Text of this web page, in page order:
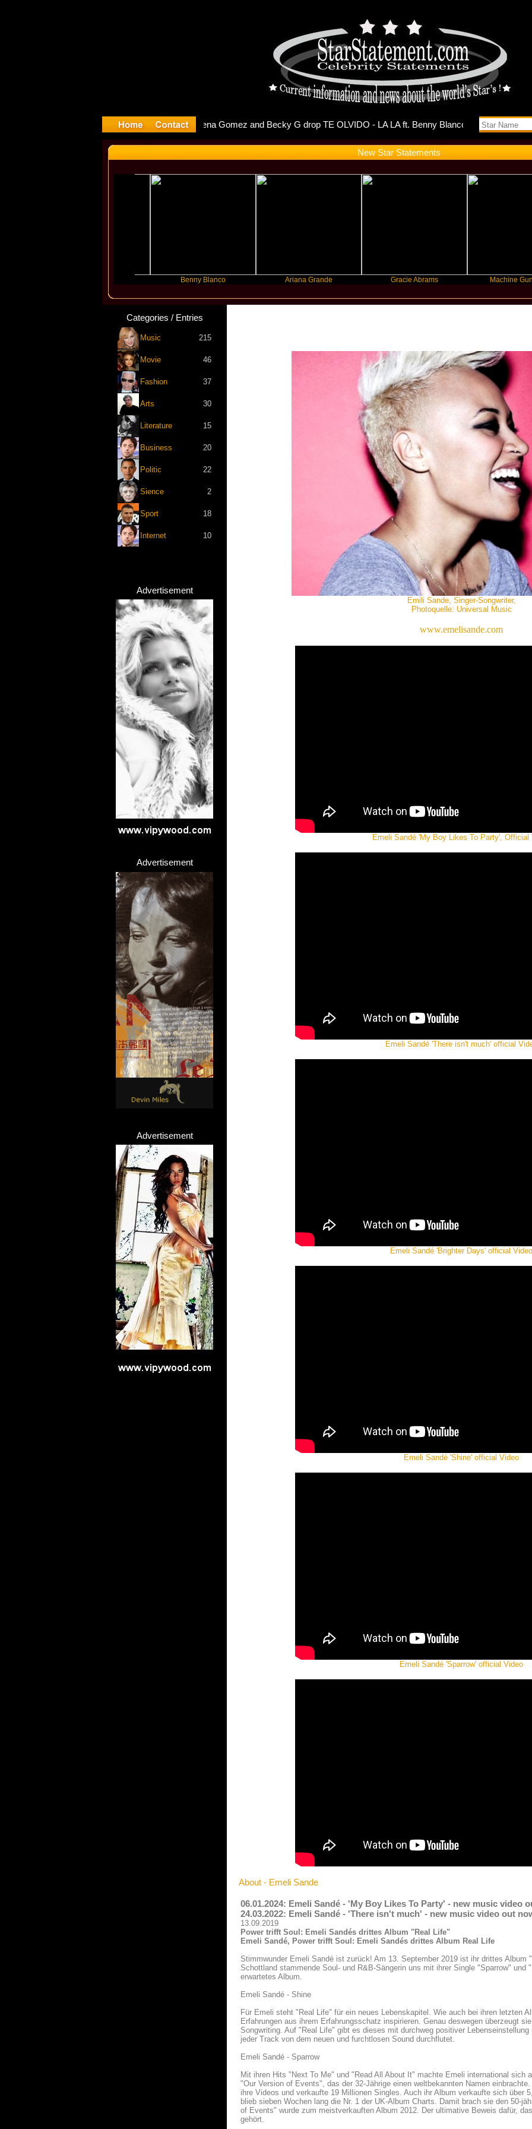
Debuts Self-
New Star Statements
Benny Blanco Ariana Grande Gracie Abrams Machine Gun Kelly
Categories / Entries
Music 215
Movie 46
Fashion 37
Arts 30
Literature 15
Business 20
Politic 22
Sience 2
Sport 18
Internet 10
Advertisement
Advertisement
Advertisement
Emili Sande, Singer-Songwriter,
Photoquelle: Universal Music
www.emelisande.com
Emeli Sandé 'My Boy Likes To Party', Official
Emeli Sandé 'There isn't much' official
Emeli Sandé 'Brighter Days' official Video
Emeli Sandé 'Shine' official Video
Emeli Sandé 'Sparrow' official Video
About - Emeli Sande
06.01.2024: Emeli Sandé - 'My Boy Likes To Party' - new music video
24.03.2022: Emeli Sandé - 'There isn't much' - new music video out
13.09.2019
Power trifft Soul: Emeli Sandés drittes Album "Real Life"
Emeli Sandé, Power trifft Soul: Emeli Sandés drittes Album Real Life
Stimmwunder Emeli Sandé ist zurück! Am 13. September 2019 ist ihr drittes Album
Schottland stammende Soul- und R&B-Sängerin uns mit ihrer Single "Sparrow" und
erwartetes Album.
Emeli Sandé - Shine
Für Emeli steht "Real Life" für ein neues Lebenskapitel. Wie auch bei ihren letzten
Erfahrungen aus ihrem Erfahrungsschatz inspirieren. Genau deswegen überzeugt
Songwriting. Auf "Real Life" gibt es dieses mit durchweg positiver
jeder Track von dem neuen und furchtlosen Sound durchflutet.
Emeli Sandé - Sparrow
Mit ihren Hits "Next To Me" und "Read All About It" machte Emeli international sich
"Our Version of Events", das der 32-Jährige einen weltbekannten Namen
ihre Videos und verkaufte 19 Millionen Singles. Auch ihr Album verkaufte sich über
blieb sieben Wochen lang die Nr. 1 der UK-Album Charts. Damit brach sie den 50-
of Events" wurde zum meistverkauften Album 2012. Der ultimative Beweis dafür,
gehört.